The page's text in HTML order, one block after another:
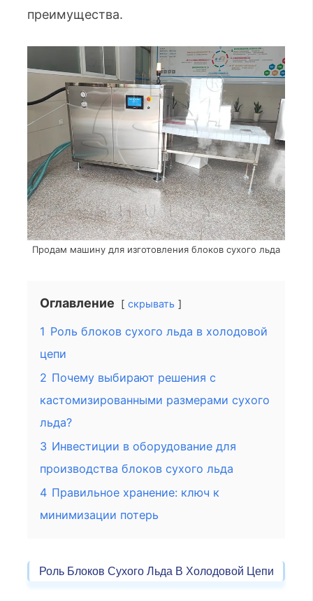
преимущества.
Продам машину для изготовления блоков сухого льда
Оглавление скрывать
1 Роль блоков сухого льда в холодовой
цепи
2 Почему выбирают решения с
кастомизированными размерами сухого
льда?
3 Инвестиции в оборудование для
производства блоков сухого льда
4 Правильное хранение: ключ к
минимизации потерь
Роль Блоков Сухого Льда В Холодовой Цепи